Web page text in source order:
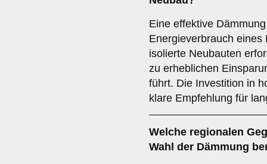
Eine effektive
Energieverbrauch
isolierte Neubauten
zu erheblichen
führt. Die Investition in
klare Empfehlung für
Welche regionalen
Wahl der Dämmung